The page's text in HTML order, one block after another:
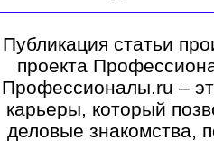
Публикация статьи
проекта
Профессионалы.ru –
карьеры, который
деловые знакомства,